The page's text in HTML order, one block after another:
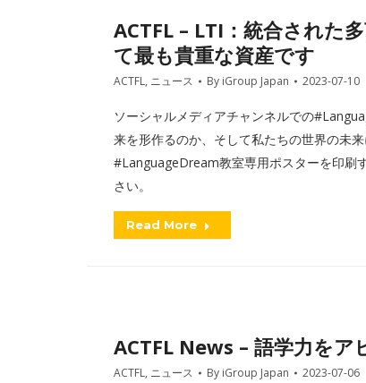
ACTFL – LTI：統合された
て最も貴重な資産です
ACTFL, ニュース By iGroup Japan 2023-07-10
ソーシャルメディアチャンネルでの
来を形作るのか、そして私たちの世界の未
#LanguageDream教室専用ポスターを印刷
さい。
Read More
ACTFL News – 語学力を
ACTFL, ニュース By iGroup Japan 2023-07-06